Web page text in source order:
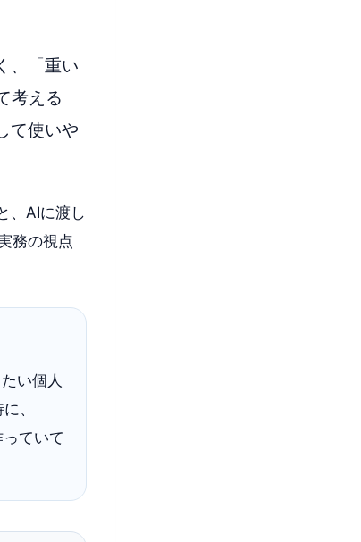
、「重い
考える
て使いや
、AIに渡し
務の視点
い個人
、
ていて